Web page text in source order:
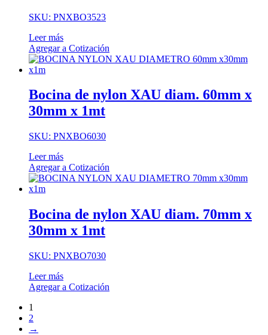
SKU: PNXBO3523
Leer más
Agregar a Cotización
Bocina de nylon XAU diam. 60mm x
30mm x 1mt
SKU: PNXBO6030
Leer más
Agregar a Cotización
Bocina de nylon XAU diam. 70mm x
30mm x 1mt
SKU: PNXBO7030
Leer más
Agregar a Cotización
1
2
→